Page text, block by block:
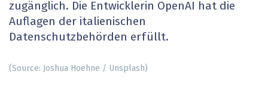
zugänglich. Die Entwicklerin OpenAI hat die
Auflagen der italienischen
Datenschutzbehörden erfüllt.
(Source: Joshua Hoehne / Unsplash)